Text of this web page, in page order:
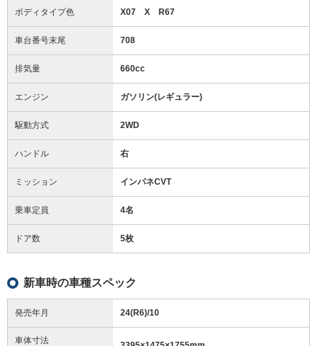
ボディタイプ色 X07 X R67
車台番号末尾 708
排気量 660cc
エンジン ガソリン(レギュラー)
駆動方式 2WD
ハンドル 右
ミッション インパネCVT
乗車定員 4名
ドア数 5枚
新車時の車種スペック
発売年月 24(R6)/10
車体寸法